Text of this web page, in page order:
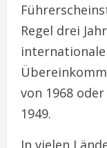
Regel drei
von 1968
1949.
In vielen